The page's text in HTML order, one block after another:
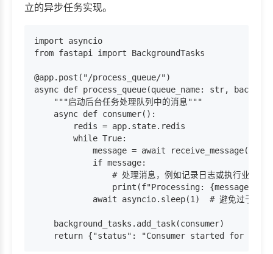
立的异步任务实现。
import asyncio
from fastapi import BackgroundTasks
@app.post("/process_queue/")
async def process_queue(queue_name: str,
    """启动后台任务处理队列中的消息"""
    async def consumer():
        redis = app.state.redis
        while True:
message = await
            if message:
# 处理消息，例如记录日志或执行业务逻
                print(f"Processing: {message}")
await asyncio.sleep(1)  # 避免过于频繁
    background_tasks.add_task(consumer)